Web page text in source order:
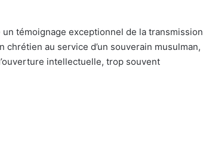
un témoignage exceptionnel de la transmission
au service d’un souverain musulman,
intellectuelle, trop souvent